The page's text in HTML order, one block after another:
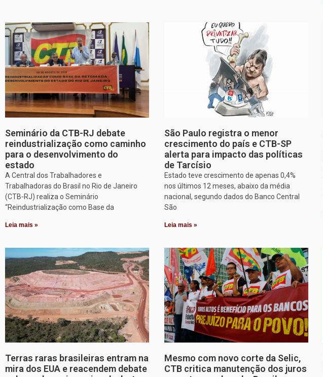
Seminário da CTB-RJ debate
reindustrialização como caminho
para o desenvolvimento do
estado
A Central dos Trabalhadores e
Trabalhadoras do Brasil no Rio de Janeiro
(CTB-RJ) realiza o Seminário
“Reindustrialização como Base da
Leia mais »
São Paulo registra o menor
crescimento do país e CTB-SP
alerta para impacto das políticas
de Tarcísio
Estado teve crescimento de apenas 0,4%
nos últimos 12 meses, abaixo da média
nacional, segundo dados do Banco Central
São
Leia mais »
Terras raras brasileiras entram na
mira dos EUA e reacendem debate
Mesmo com novo corte da Selic,
CTB critica manutenção dos juros